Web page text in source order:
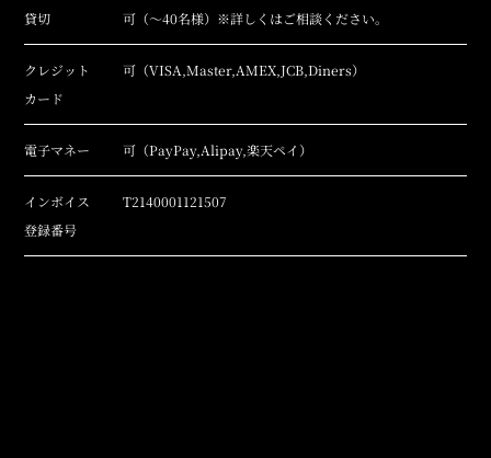
貸切 可（～40名様）※詳しくはご相談ください。
クレジット
カード
可（VISA,Master,AMEX,JCB,Diners）
電子マネー 可（PayPay,Alipay,楽天ペイ）
インボイス
登録番号
T2140001121507